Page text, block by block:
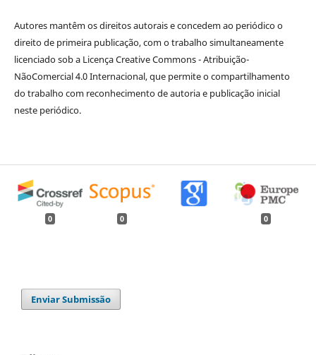
Autores mantêm os direitos autorais e concedem ao periódico o
direito de primeira publicação, com o trabalho simultaneamente
licenciado sob a Licença Creative Commons - Atribuição-
NãoComercial 4.0 Internacional, que permite o compartilhamento
do trabalho com reconhecimento de autoria e publicação inicial
neste periódico.
0 0 0
Enviar Submissão